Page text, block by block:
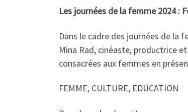
Les journées de la femme 2024 :
Dans le cadre des journées de la
Mina Rad, cinéaste, productrice
consacrées aux femmes en
FEMME, CULTURE, EDUCATION